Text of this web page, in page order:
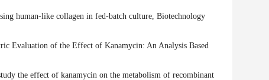
human-like collagen in fed-batch culture, Biotechnology
Evaluation of the Effect of Kanamycin: An Analysis Based
the effect of kanamycin on the metabolism of recombinant